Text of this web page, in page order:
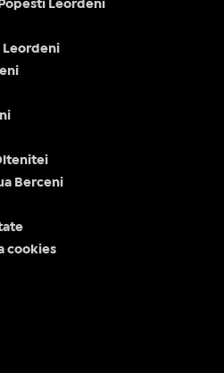
Leordeni
Leordeni
Berceni
cookies